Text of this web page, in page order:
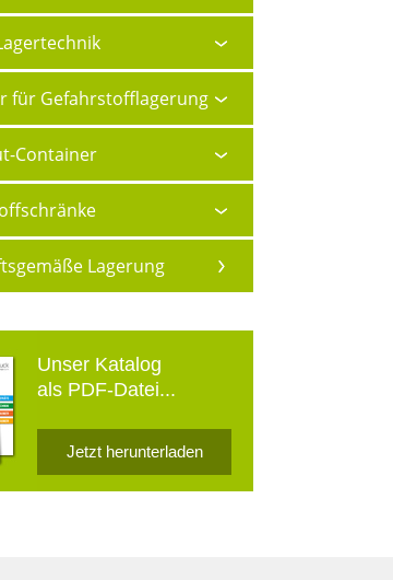
für Gefahrstofflagerung
Container
Lagerung
Unser Katalog
als PDF-Datei...
Jetzt herunterladen